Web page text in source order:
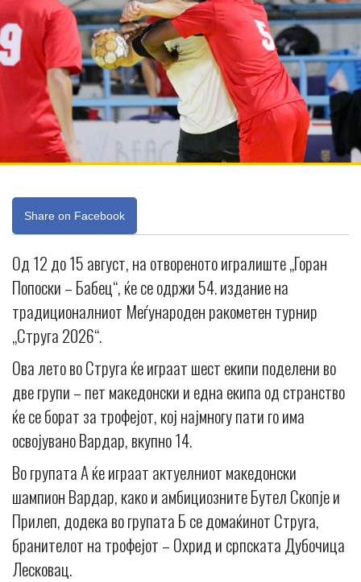
Share on Facebook
Од 12 до 15 август, на отвореното игралиште „Горан
Попоски – Бабец“, ќе се одржи 54. издание на
традиционалниот Меѓународен ракометен турнир
„Струга 2026“.
Ова лето во Струга ќе играат шест екипи поделени во
две групи – пет македонски и една екипа од странство
ќе се борат за трофејот, кој најмногу пати го има
освојувано Вардар, вкупно 14.
Во групата А ќе играат актуелниот македонски
шампион Вардар, како и амбициозните Бутел Скопје и
Прилеп, додека во групата Б се домаќинот Струга,
бранителот на трофејот – Охрид и српската Дубочица
Лесковац.